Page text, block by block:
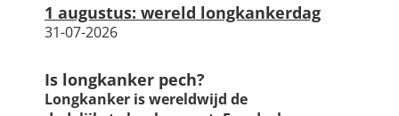
1 augustus: wereld longkankerdag
31-07-2026
Is longkanker pech?
Longkanker is wereldwijd de